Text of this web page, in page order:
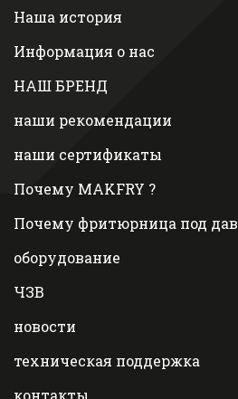
Наша история
Информация о нас
НАШ БРЕНД
наши рекомендации
наши сертификаты
Почему MAKFRY ?
Почему фритюрница под
оборудование
ЧЗВ
новости
техническая поддержка
контакты